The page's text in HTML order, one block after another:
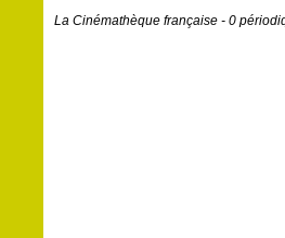
La Cinémathèque française - 0